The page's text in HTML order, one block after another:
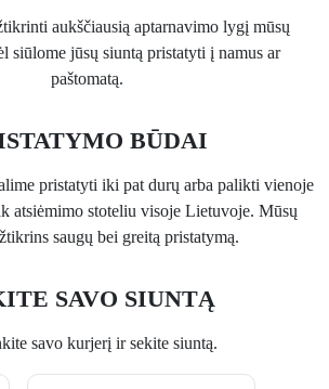
aukščiausią aptarnavimo lygį mūsų
siūlome jūsų siuntą pristatyti į namus ar
paštomatą.
BŪDAI
pristatyti iki pat durų arba palikti vienoje
atsiėmimo stoteliu visoje Lietuvoje. Mūsų
saugų bei greitą pristatymą.
SAVO SIUNTĄ
savo kurjerį ir sekite siuntą.